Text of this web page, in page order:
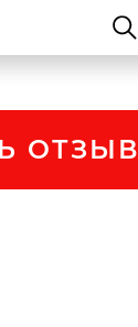
ОТЗЫВ